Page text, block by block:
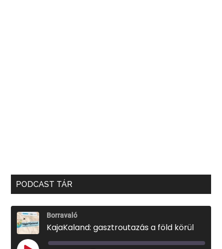
PODCAST TÁR
Borravaló
KajaKaland: gasztroutazás a föld körül